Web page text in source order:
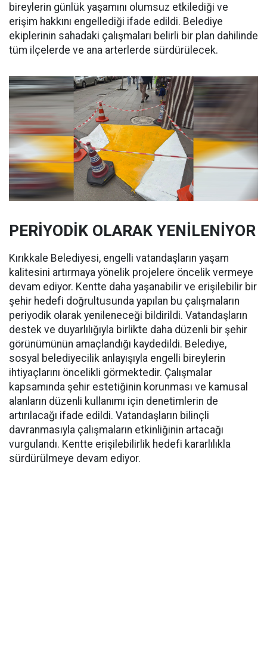
bireylerin günlük yaşamını olumsuz etkilediği ve
erişim hakkını engellediği ifade edildi. Belediye
ekiplerinin sahadaki çalışmaları belirli bir plan dahilinde
tüm ilçelerde ve ana arterlerde sürdürülecek.
PERİYODİK OLARAK YENİLENİYOR
Kırıkkale Belediyesi, engelli vatandaşların yaşam
kalitesini artırmaya yönelik projelere öncelik vermeye
devam ediyor. Kentte daha yaşanabilir ve erişilebilir bir
şehir hedefi doğrultusunda yapılan bu çalışmaların
periyodik olarak yenileneceği bildirildi. Vatandaşların
destek ve duyarlılığıyla birlikte daha düzenli bir şehir
görünümünün amaçlandığı kaydedildi. Belediye,
sosyal belediyecilik anlayışıyla engelli bireylerin
ihtiyaçlarını öncelikli görmektedir. Çalışmalar
kapsamında şehir estetiğinin korunması ve kamusal
alanların düzenli kullanımı için denetimlerin de
artırılacağı ifade edildi. Vatandaşların bilinçli
davranmasıyla çalışmaların etkinliğinin artacağı
vurgulandı. Kentte erişilebilirlik hedefi kararlılıkla
sürdürülmeye devam ediyor.